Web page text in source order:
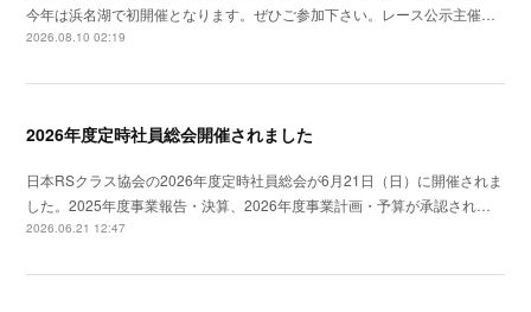
今年は浜名湖で初開催となります。ぜひご参加下さい。レース公示主催…
2026.08.10 02:19
2026年度定時社員総会開催されました
日本RSクラス協会の2026年度定時社員総会が6月21日（日）に開催されま
した。2025年度事業報告・決算、2026年度事業計画・予算が承認され…
2026.06.21 12:47